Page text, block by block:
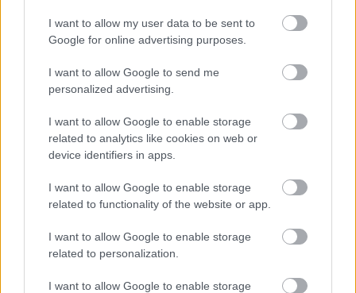
I want to allow my user data to be sent to
Google for online advertising purposes.
I want to allow Google to send me
personalized advertising.
I want to allow Google to enable storage
related to analytics like cookies on web or
device identifiers in apps.
I want to allow Google to enable storage
related to functionality of the website or app.
I want to allow Google to enable storage
related to personalization.
I want to allow Google to enable storage
CZUNYINÉ HARCA A GMAIL ÉS AZ ÖNKÉNY ELLEN
- LETILTOTTA A GOOGLE A VÉDVONAL LEVELEZŐ
Nem vicc! A Fidesz maradéka tényleg egy ingyenes e-mail
szolgáltatást használt, hogy megvédje a Fidesz maradékát.